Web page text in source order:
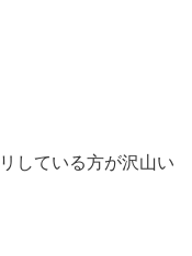
している方が沢山い